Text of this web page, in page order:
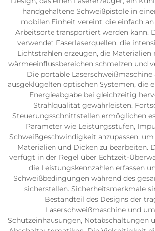
handgehaltene Schweißpistole in
mobilen Einheit vereint, die einfach
Arbeitsorte transportiert werden kann.
verwendet Faserlaserquellen, die
Lichtstrahlen erzeugen, die
wärmeeinflussbereichen schmelzen und
Die portable
ausgeklügelten optischen Systemen, die
Energieabgabe bei gleichzeitig
Strahlqualität gewährleisten.
Steuerungsschnittstellen ermöglichen
Parameter wie Leistungsstufen,
Schweißgeschwindigkeit anzupassen,
Materialien und Dicken zu bearbeiten.
verfügt in der Regel über Echtzeit-
die Leistungskennzahlen erfassen
Schweißbedingungen während des
sicherstellen. Sicherheitsmerkmale
Bestandteil des Designs der
Laserschweißmaschine und
Schutzeinhausungen, Notabschaltungen